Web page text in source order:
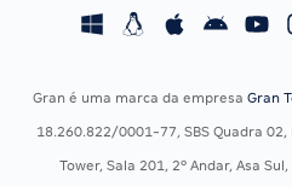
Concursos Fiscais
Concursos Saúde
Gran é uma marca da empresa Gran
18.260.822/0001-77, SBS Quadra
Tower, Sala 201, 2º Andar, Asa